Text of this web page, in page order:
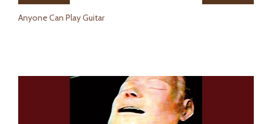
Anyone Can Play Guitar